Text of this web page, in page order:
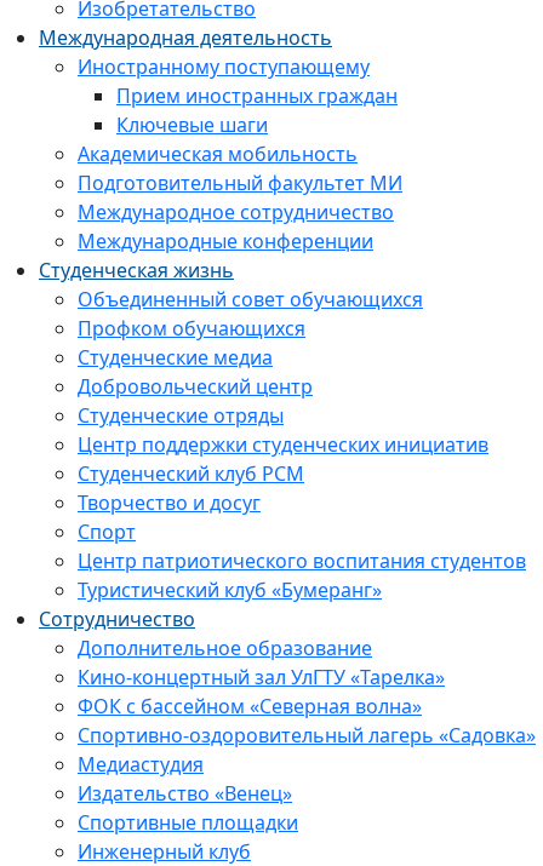
Изобретательство
Международная деятельность
Иностранному поступающему
Прием иностранных граждан
Ключевые шаги
Академическая мобильность
Подготовительный факультет МИ
Международное сотрудничество
Международные конференции
Студенческая жизнь
Объединенный совет обучающихся
Профком обучающихся
Студенческие медиа
Добровольческий центр
Студенческие отряды
Центр поддержки студенческих инициатив
Студенческий клуб РСМ
Творчество и досуг
Спорт
Центр патриотического воспитания студентов
Туристический клуб «Бумеранг»
Сотрудничество
Дополнительное образование
Кино-концертный зал УлГТУ «Тарелка»
ФОК с бассейном «Северная волна»
Спортивно-оздоровительный лагерь «Садовка»
Медиастудия
Издательство «Венец»
Спортивные площадки
Инженерный клуб